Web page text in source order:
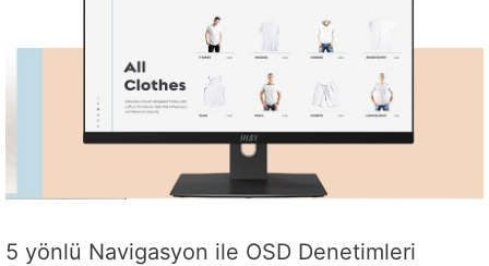
5 yönlü Navigasyon ile OSD Denetimleri